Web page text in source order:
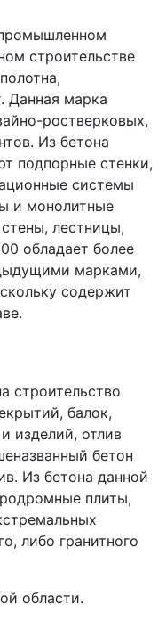
строительстве
Данная марка
ростверковых,
Из бетона
подпорные стенки,
системы
и монолитные
лестницы,
обладает более
марками,
содержит
строительство
балок,
изделий, отлив
бетон
Из бетона данной
плиты,
либо гранитного
области.